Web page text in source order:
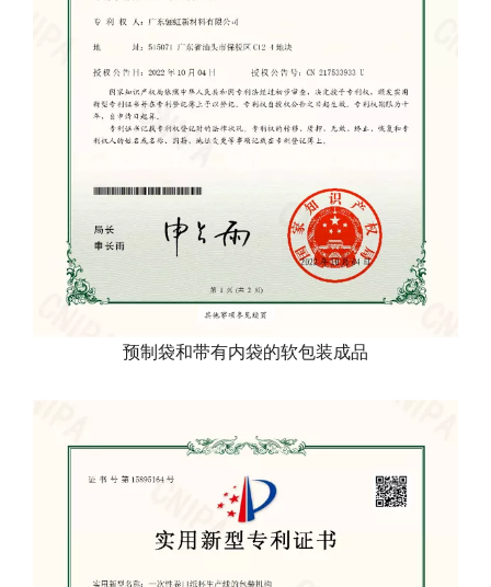
预制袋和带有内袋的软包装成品